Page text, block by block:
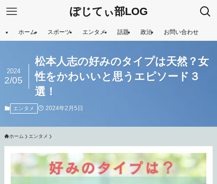
ぽじてぃ部LOG
ホーム スポーツ エンタメ 話題 政治 お問い合わせ
松本人志の好みのタイプは天然？女
性をかわいいと思うエピソード３
選！
2024
2/05
エンタメ 2024年2月5日
ホーム エンタメ